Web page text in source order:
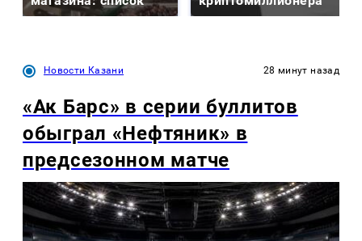
Новости Казани 28 минут назад
«Ак Барс» в серии буллитов
обыграл «Нефтяник» в
предсезонном матче